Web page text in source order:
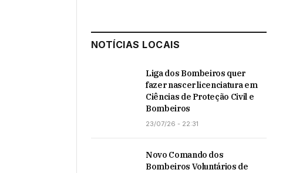
NOTÍCIAS LOCAIS
Liga dos Bombeiros quer
fazer nascer licenciatura em
Ciências de Proteção Civil e
Bombeiros
23/07/26 - 22:31
Novo Comando dos
Bombeiros Voluntários de